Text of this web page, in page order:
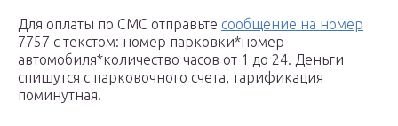
Для оплаты по СМС отправьте сообщение на номер
7757 с текстом: номер парковки*номер
автомобиля*количество часов от 1 до 24. Деньги
спишутся с парковочного счета, тарификация
поминутная.